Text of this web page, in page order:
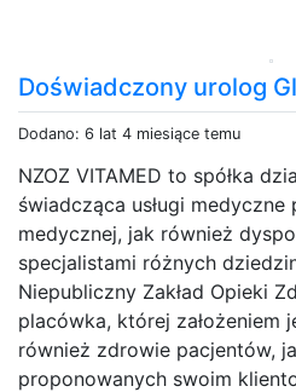
Doświadczony urolog
Dodano: 6 lat 4 miesiące temu
NZOZ VITAMED to spółka
świadcząca usługi
medycznej, jak również
specjalistami różnych
Niepubliczny Zakład Opieki
placówka, której założeniem
również zdrowie pacjentów,
proponowanych swoim